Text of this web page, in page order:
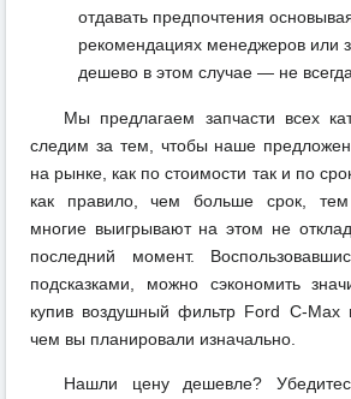
отдавать предпочтения
рекомендациях менеджеров или
дешево в этом случае — не
Мы предлагаем запчасти всех
следим за тем, чтобы наше
на рынке, как по стоимости так и по
как правило, чем больше срок,
многие выигрывают на этом не
последний момент.
подсказками, можно сэкономить
купив воздушный фильтр Ford C-Max
чем вы планировали изначально.
Нашли цену дешевле?